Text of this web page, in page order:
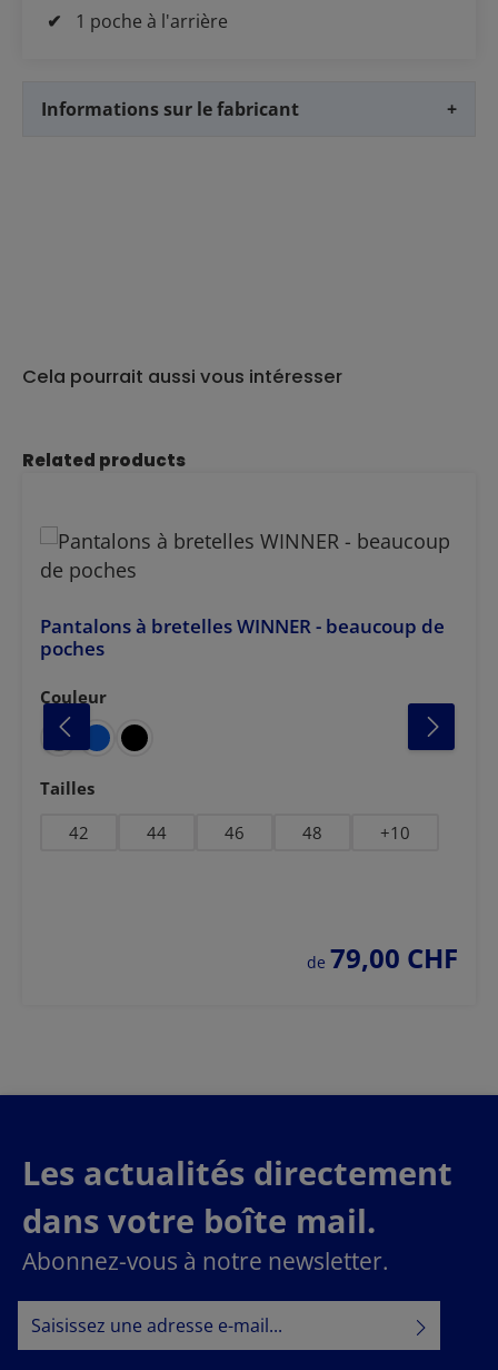
1 poche à l'arrière
Informations sur le fabricant +
Cela pourrait aussi vous intéresser
Ignorer la galerie de produits
Related products
Pantalons à bretelles WINNER - beaucoup de
poches
Sélectionnez
Couleur
Sélectionnez
Tailles
42 44 46 48 +10
prix régulier :
de 79,00 CHF
Les actualités directement
dans votre boîte mail.
Abonnez-vous à notre newsletter.
Adresse e-mail*